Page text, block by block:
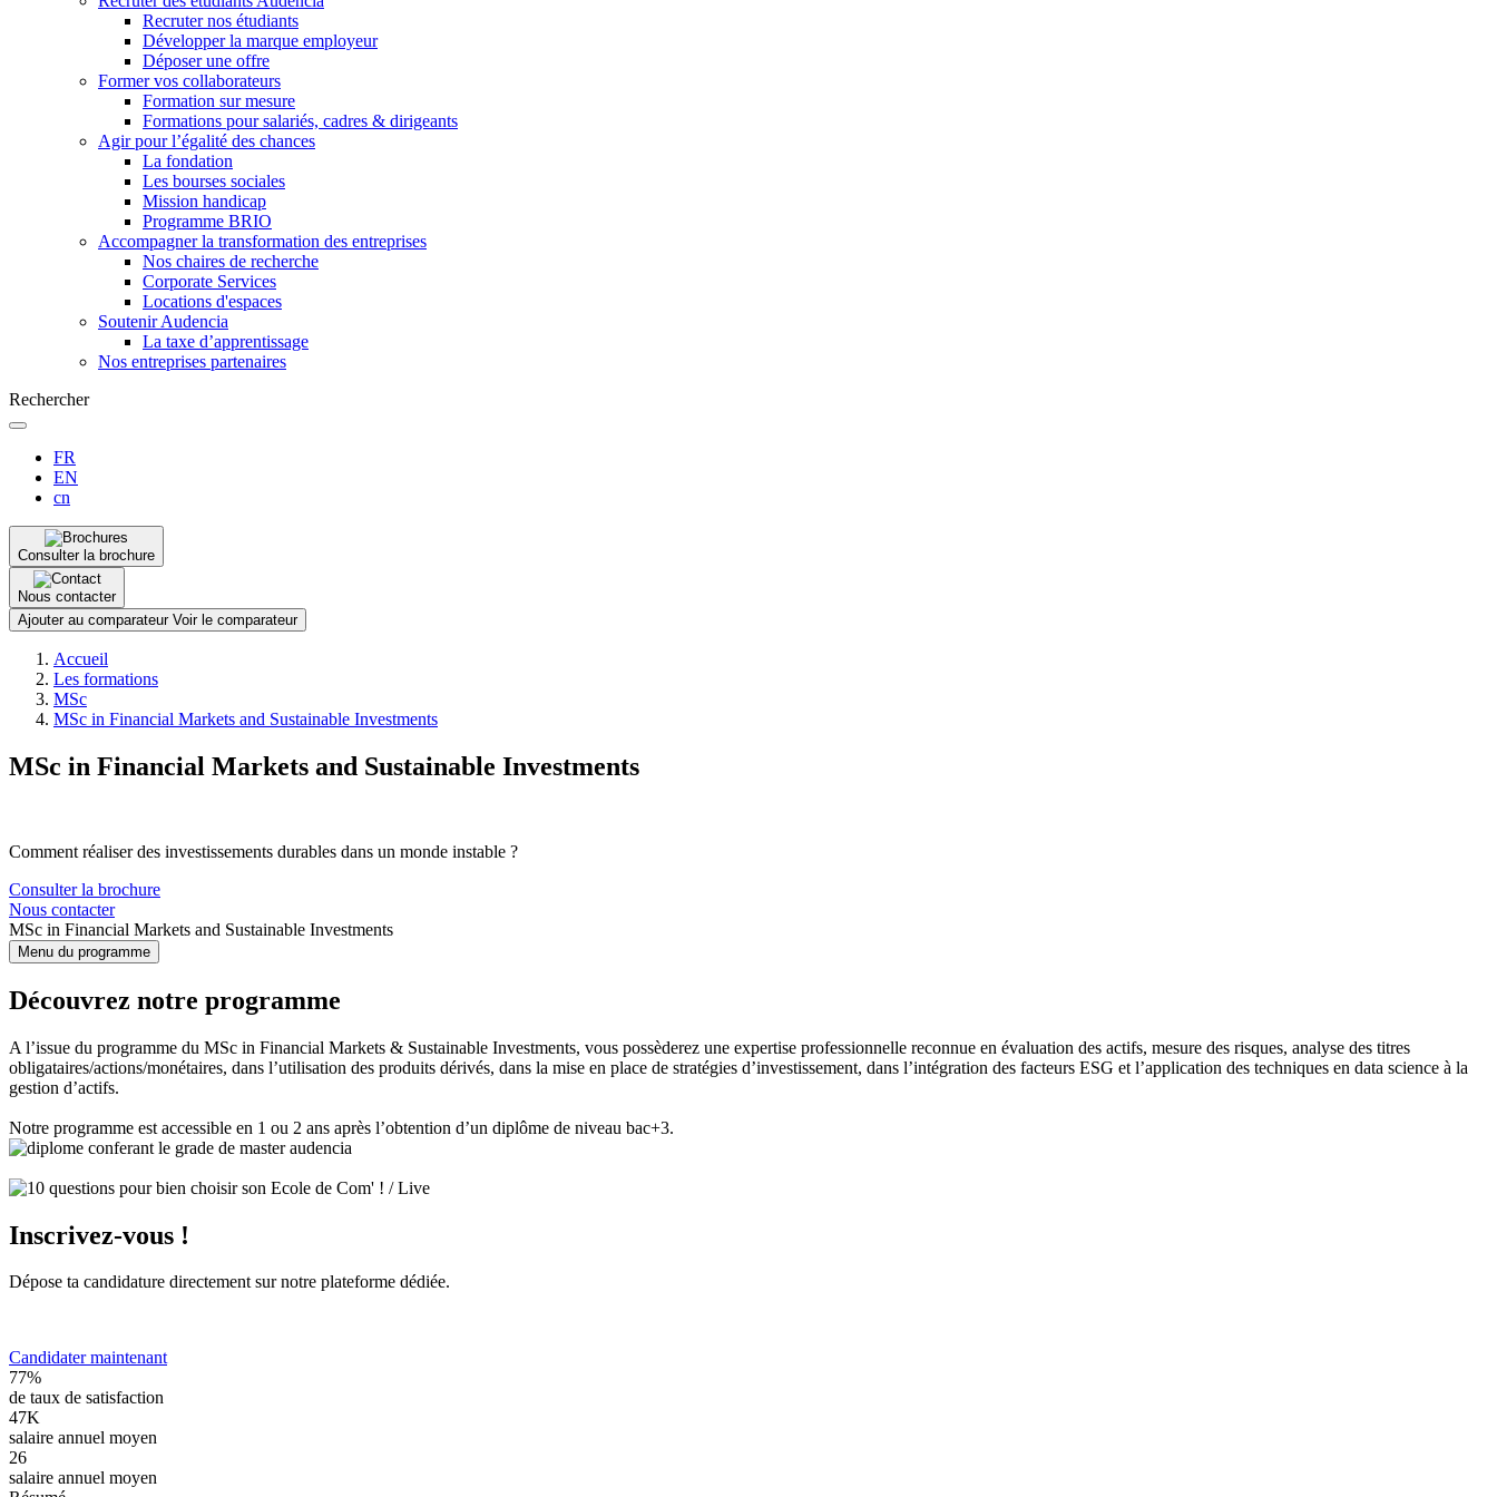
Recruter nos étudiants
Développer la marque employeur
Déposer une offre
Former vos collaborateurs
Formation sur mesure
Formations pour salariés, cadres & dirigeants
Agir pour l’égalité des chances
La fondation
Les bourses sociales
Mission handicap
Programme BRIO
Accompagner la transformation des entreprises
Nos chaires de recherche
Corporate Services
Locations d'espaces
Soutenir Audencia
La taxe d’apprentissage
Nos entreprises partenaires
Rechercher
FR
EN
cn
Consulter la brochure
Nous contacter
Ajouter au comparateur Voir le comparateur
d'Ariane
Accueil
Les formations
MSc
MSc in Financial Markets and Sustainable Investments
MSc in Financial Markets and Sustainable Investments
Comment réaliser des investissements durables dans un monde instable ?
Consulter la brochure
Nous contacter
MSc in Financial Markets and Sustainable Investments
Menu du programme
Découvrez notre programme
A l’issue du programme du MSc in Financial Markets & Sustainable Investments, vous possèderez une expertise professionnelle reconnue en évaluation des actifs, mesure des risques, analyse des titres
obligataires/actions/monétaires, dans l’utilisation des produits dérivés, dans la mise en place de stratégies d’investissement, dans l’intégration des facteurs ESG et l’application des techniques en data science à la
gestion d’actifs.
Notre programme est accessible en 1 ou 2 ans après l’obtention d’un diplôme de niveau bac+3.
Inscrivez-vous !
Dépose ta candidature directement sur notre plateforme dédiée.
Candidater maintenant
77%
de taux de satisfaction
47K
salaire annuel moyen
26
salaire annuel moyen